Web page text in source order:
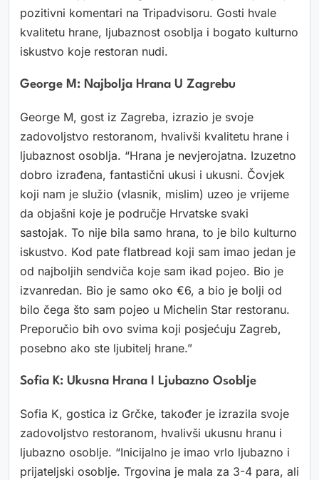
pozitivni komentari na Tripadvisoru. Gosti hvale
kvalitetu hrane, ljubaznost osoblja i bogato kulturno
iskustvo koje restoran nudi.
George M: Najbolja Hrana U Zagrebu
George M, gost iz Zagreba, izrazio je svoje
zadovoljstvo restoranom, hvalivši kvalitetu hrane i
ljubaznost osoblja. “Hrana je nevjerojatna. Izuzetno
dobro izrađena, fantastični ukusi i ukusni. Čovjek
koji nam je služio (vlasnik, mislim) uzeo je vrijeme
da objašni koje je područje Hrvatske svaki
sastojak. To nije bila samo hrana, to je bilo kulturno
iskustvo. Kod pate flatbread koji sam imao jedan je
od najboljih sendviča koje sam ikad pojeo. Bio je
izvanredan. Bio je samo oko €6, a bio je bolji od
bilo čega što sam pojeo u Michelin Star restoranu.
Preporučio bih ovo svima koji posjećuju Zagreb,
posebno ako ste ljubitelj hrane.”
Sofia K: Ukusna Hrana I Ljubazno Osoblje
Sofia K, gostica iz Grčke, također je izrazila svoje
zadovoljstvo restoranom, hvalivši ukusnu hranu i
ljubazno osoblje. “Inicijalno je imao vrlo ljubazno i
prijateljski osoblje. Trgovina je mala za 3-4 para, ali